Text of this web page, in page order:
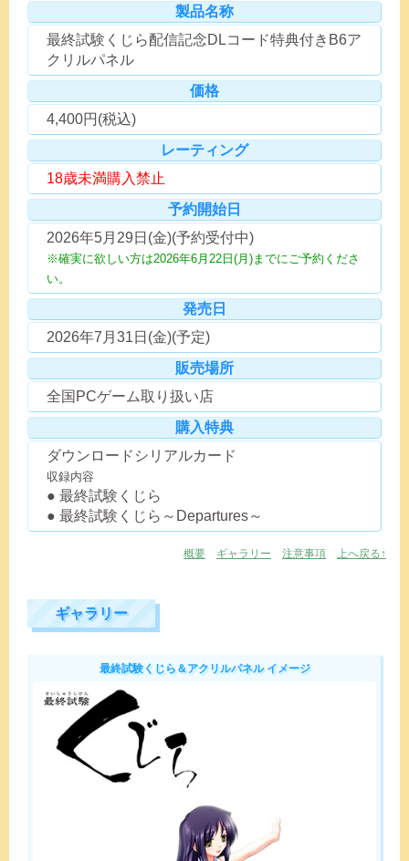
製品名称
最終試験くじら配信記念DLコード特典付きB6ア
クリルパネル
価格
4,400円(税込)
レーティング
18歳未満購入禁止
予約開始日
2026年5月29日(金)(予約受付中)
※確実に欲しい方は2026年6月22日(月)までにご予約くださ
い。
発売日
2026年7月31日(金)(予定)
販売場所
全国PCゲーム取り扱い店
購入特典
ダウンロードシリアルカード
収録内容
最終試験くじら
最終試験くじら～Departures～
概要 ギャラリー 注意事項 上へ戻る↑
ギャラリー
最終試験くじら＆アクリルパネル イメージ